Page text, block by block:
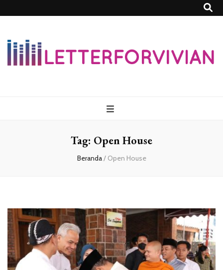
Tag: Open House
Beranda/ Open House